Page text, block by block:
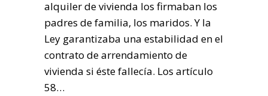
alquiler de vivienda los firmaban los
padres de familia, los maridos. Y la
Ley garantizaba una estabilidad en el
contrato de arrendamiento de
vivienda si éste fallecía. Los artículo
58…